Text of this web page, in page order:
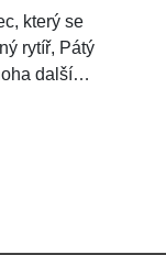
který se
rytíř, Pátý
dalších.
Cindy